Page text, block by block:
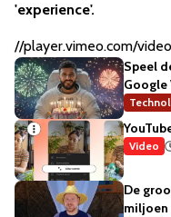
'experience'.
//player.vimeo.com/
Speel
Google
Video
De
miljoen